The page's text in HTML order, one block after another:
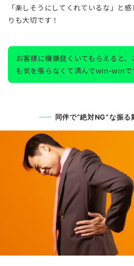
「楽しそうにしてくれているな」と
りも大切です！
お客様に機嫌良くいてもらえると、
も気を張らなくて済んでwin-winで
同伴で“絶対NG”な振る